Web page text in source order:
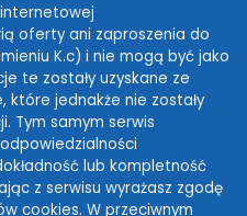
oferty ani zaproszenia do
K.c) i nie mogą być jako
te zostały uzyskane ze
które jednakże nie zostały
Tym samym serwis
lub kompletność
z serwisu wyrażasz zgodę
cookies. W przeciwnym